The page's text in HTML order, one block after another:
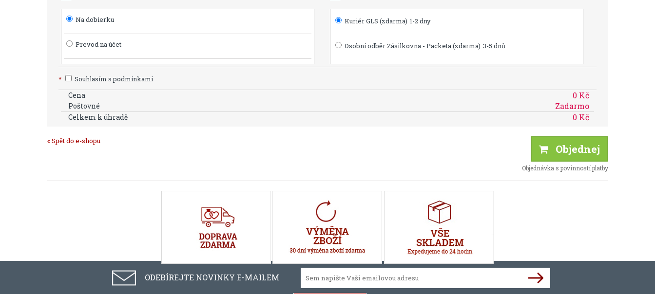
Na dobierku
Prevod na účet
Kuriér GLS (zdarma) 1-2 dny
Osobní odběr Zásilkovna - Packeta (zdarma) 3-5 dnů
* Souhlasím s podmínkami
Cena 0 Kč
Poštovné Zadarmo
Celkem k úhradě 0 Kč
« Spět do e-shopu
Objednej
Objednávka s povinností platby
ODEBÍREJTE NOVINKY E-MAILEM